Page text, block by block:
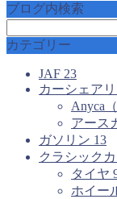
ブログ内検索
カテゴリー
JAF 23
カーシェア
Anyca
アース
ガソリン 13
クラシック
タイヤ
ホイー